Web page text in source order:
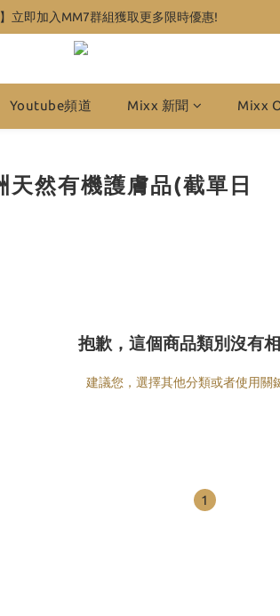
】立即加入MM7群組獲取更多限時優惠!
Youtube頻道 Mixx 新聞 Mixx
然有機護膚品(截單日
抱歉，這個商品類別沒有
建議您，選擇其他分類或者使用關
1